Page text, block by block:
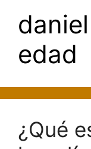
edad
¿Qué